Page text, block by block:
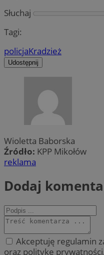
Słuchaj
Tagi:
policjaKradzież
Udostępnij
Wioletta Baborska
Źródło: KPP Mikołów
reklama
Dodaj
Akceptuję regulamin
oraz politykę prywatności.